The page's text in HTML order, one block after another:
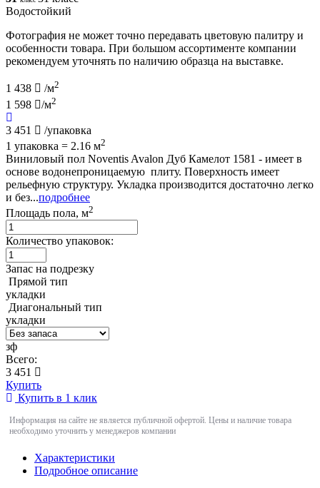
Водостойкий
Фотография не может точно передавать цветовую палитру и
особенности товара. При большом ассортименте компании
рекомендуем уточнять по наличию образца на выставке.
1 438 /м2
1 598 /м2
3 451
/упаковка
1 упаковка = 2.16 м2
Виниловый пол Noventis Avalon Дуб Камелот 1581 - имеет в
основе водонепроницаемую плиту. Поверхность имеет
рельефную структуру. Укладка производится достаточно легко
и без...подробнее
Площадь пола, м2
Количество упаковок:
Запас на подрезку
Прямой тип
укладки
Диагональный тип
укладки
зф
Всего:
3 451
Купить
Купить в 1 клик
Информация на сайте не является публичной офертой. Цены и наличие товара
необходимо уточнить у менеджеров компании
Характеристики
Подробное описание